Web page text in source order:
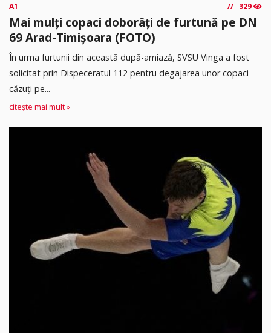
A1 329
Mai mulți copaci doborâți de furtună pe DN
69 Arad-Timișoara (FOTO)
În urma furtunii din această după-amiază, SVSU Vinga a fost
solicitat prin Dispeceratul 112 pentru degajarea unor copaci
căzuți pe...
citește mai mult »